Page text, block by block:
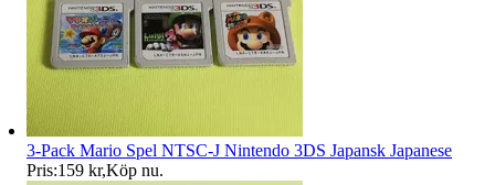
3-Pack Mario Spel NTSC-J Nintendo 3DS Japansk Japanese
Pris:159 kr,Köp nu.